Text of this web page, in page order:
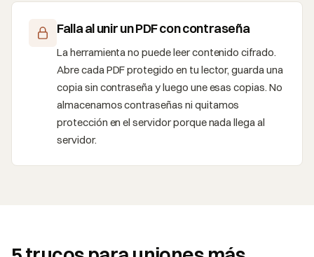
Falla al unir un PDF con contraseña
La herramienta no puede leer contenido cifrado.
Abre cada PDF protegido en tu lector, guarda una
copia sin contraseña y luego une esas copias. No
almacenamos contraseñas ni quitamos
protección en el servidor porque nada llega al
servidor.